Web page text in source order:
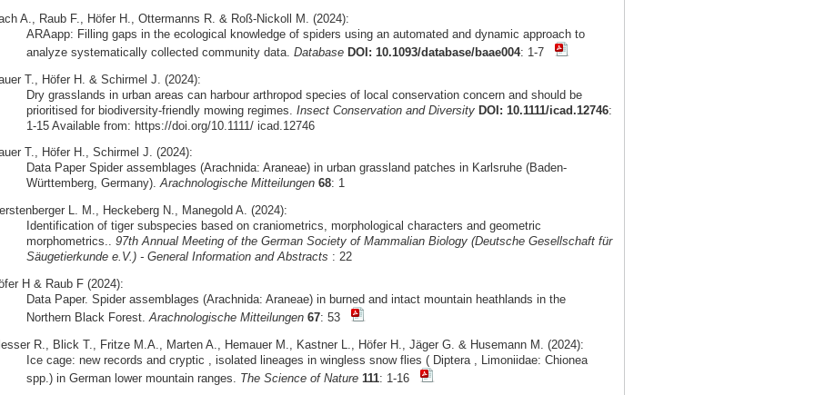
A., Raub F., Höfer H., Ottermanns R. & Roß-Nickoll M. (2024):
ARAapp: Filling gaps in the ecological knowledge of spiders using an automated and dynamic approach to
analyze systematically collected community data. Database DOI: 10.1093/database/baae004: 1-7
T., Höfer H. & Schirmel J. (2024):
Dry grasslands in urban areas can harbour arthropod species of local conservation concern and should be
prioritised for biodiversity-friendly mowing regimes. Insect Conservation and Diversity DOI: 10.1111/icad.12746:
1-15 Available from: https://doi.org/10.1111/ icad.12746
T., Höfer H., Schirmel J. (2024):
Data Paper Spider assemblages (Arachnida: Araneae) in urban grassland patches in Karlsruhe (Baden-
Württemberg, Germany).Arachnologische Mitteilungen 68: 1
L. M., Heckeberg N., Manegold A. (2024):
Identification of tiger subspecies based on craniometrics, morphological characters and geometric
morphometrics.. 97th Annual Meeting of the German Society of Mammalian Biology (Deutsche Gesellschaft für
Säugetierkunde e.V.) - General Information and Abstracts : 22
H & Raub F (2024):
Data Paper. Spider assemblages (Arachnida: Araneae) in burned and intact mountain heathlands in the
Northern Black Forest.Arachnologische Mitteilungen 67: 53
R., Blick T., Fritze M.A., Marten A., Hemauer M., Kastner L., Höfer H., Jäger G. & Husemann M. (2024):
Ice cage: new records and cryptic , isolated lineages in wingless snow flies ( Diptera , Limoniidae: Chionea
spp.) in German lower mountain ranges. The Science of Nature 111: 1-16